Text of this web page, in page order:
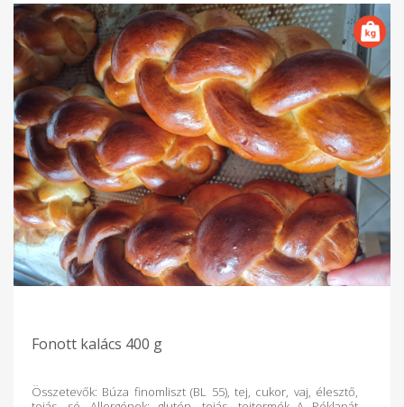
Fonott kalács 400 g
Összetevők: Búza finomliszt (BL 55), tej, cukor, vaj, élesztő,